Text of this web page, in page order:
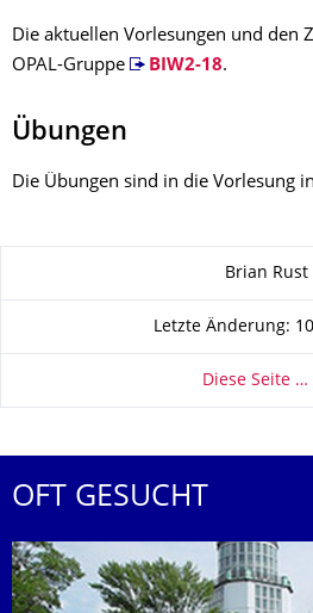
Die aktuellen Vorlesungen und den
OPAL-Gruppe
BIW2-18.
Übungen
Die Übungen sind in die Vorlesung
Brian Rust
Letzte Änderung:
Diese Seite …
OFT GESUCHT